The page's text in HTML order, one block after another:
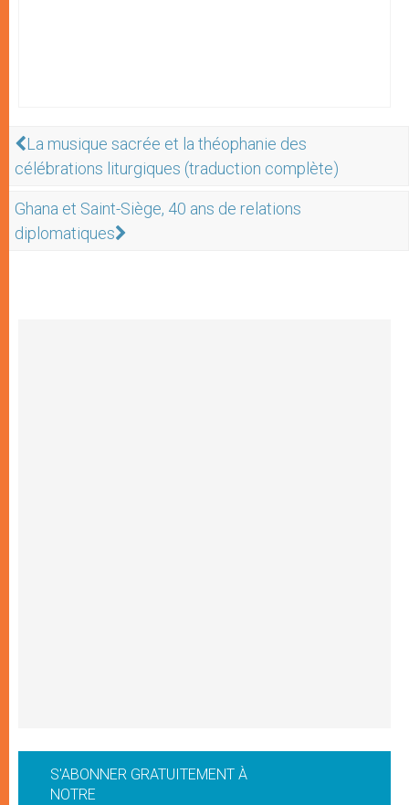
La musique sacrée et la théophanie des
célébrations liturgiques (traduction complète)
Ghana et Saint-Siège, 40 ans de relations
diplomatiques
S'ABONNER GRATUITEMENT À
NOTRE